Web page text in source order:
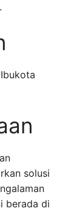
solusi
berada di